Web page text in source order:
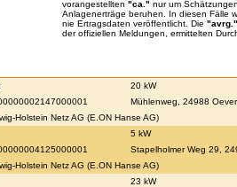
vorangestellten "ca." nur um
Anlagenerträge beruhen. In diesen Fälle
nie Ertragsdaten veröffentlicht. Die "avrg."
der offiziellen Meldungen, ermittelten
20 kW
Mühlenweg, 24988
Holstein Netz AG (E.ON Hanse AG)
5 kW
Stapelholmer Weg 29,
Holstein Netz AG (E.ON Hanse AG)
23 kW